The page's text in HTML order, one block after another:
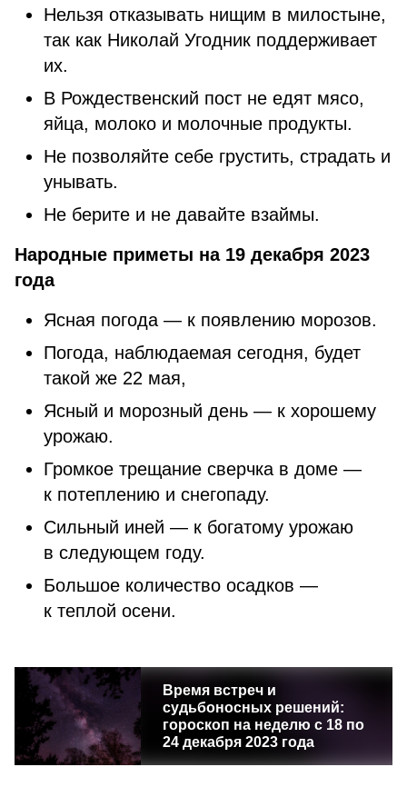
Нельзя отказывать нищим в милостыне,
так как Николай Угодник поддерживает
их.
В Рождественский пост не едят мясо,
яйца, молоко и молочные продукты.
Не позволяйте себе грустить, страдать и
унывать.
Не берите и не давайте взаймы.
Народные приметы на 19 декабря 2023
года
Ясная погода — к появлению морозов.
Погода, наблюдаемая сегодня, будет
такой же 22 мая,
Ясный и морозный день — к хорошему
урожаю.
Громкое трещание сверчка в доме —
к потеплению и снегопаду.
Сильный иней — к богатому урожаю
в следующем году.
Большое количество осадков —
к теплой осени.
Время встреч и
судьбоносных решений:
гороскоп на неделю с 18 по
24 декабря 2023 года